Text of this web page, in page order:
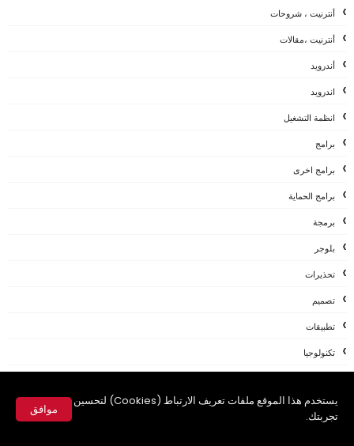
يستخدم هذا الموقع ملفات تعريف الارتباط (Cookies) لتحسين
تجربتك.
موافق
أنترنيت ، شروحات
أنترنيت ،مقالات
أندرويد
اندرويد
انظمة التشغيل
برامج
برامج اخرى
برامج الحماية
برمجة
بلوجر
تحذيرات
تصميم
تطبيقات
تكنولوجيا
جوجل